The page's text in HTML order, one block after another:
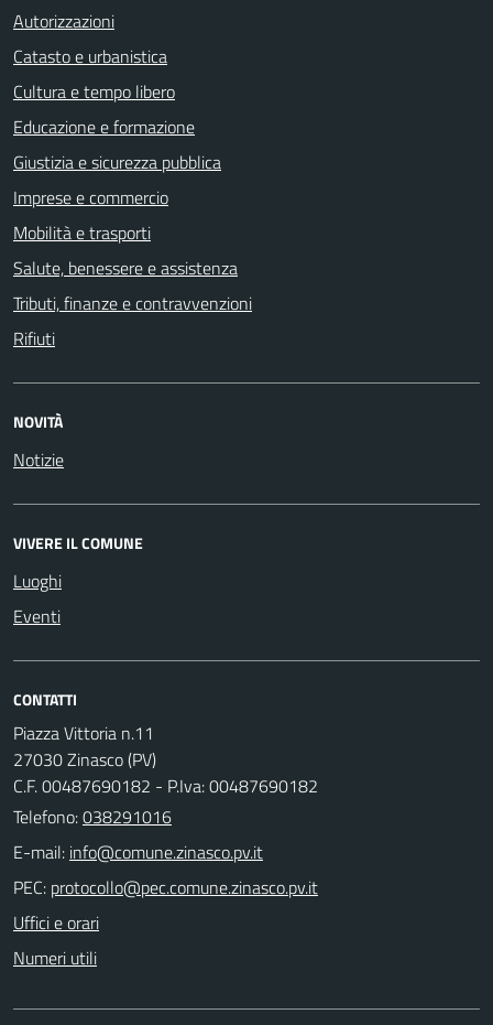
Autorizzazioni
Catasto e urbanistica
Cultura e tempo libero
Educazione e formazione
Giustizia e sicurezza pubblica
Imprese e commercio
Mobilità e trasporti
Salute, benessere e assistenza
Tributi, finanze e contravvenzioni
Rifiuti
NOVITÀ
Notizie
VIVERE IL COMUNE
Luoghi
Eventi
CONTATTI
Piazza Vittoria n.11
27030 Zinasco (PV)
C.F. 00487690182 - P.Iva: 00487690182
Telefono:038291016
E-mail:
PEC:
Uffici e orari
Numeri utili